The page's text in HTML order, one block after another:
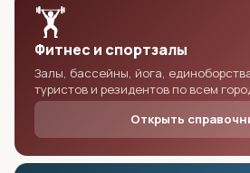
🏋️
Фитнес и спортзалы
Залы, бассейны, йога,
туристов и резидентов по всем
Открыть